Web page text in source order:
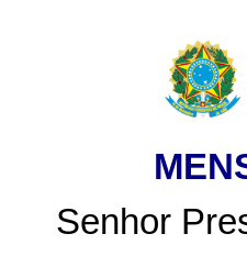
Senhor